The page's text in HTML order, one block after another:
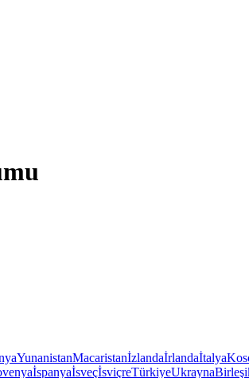
YunanistanMacaristanİzlandaİrlandaİtalya
İspanyaİsveçİsviçreTürkiyeUkrayna